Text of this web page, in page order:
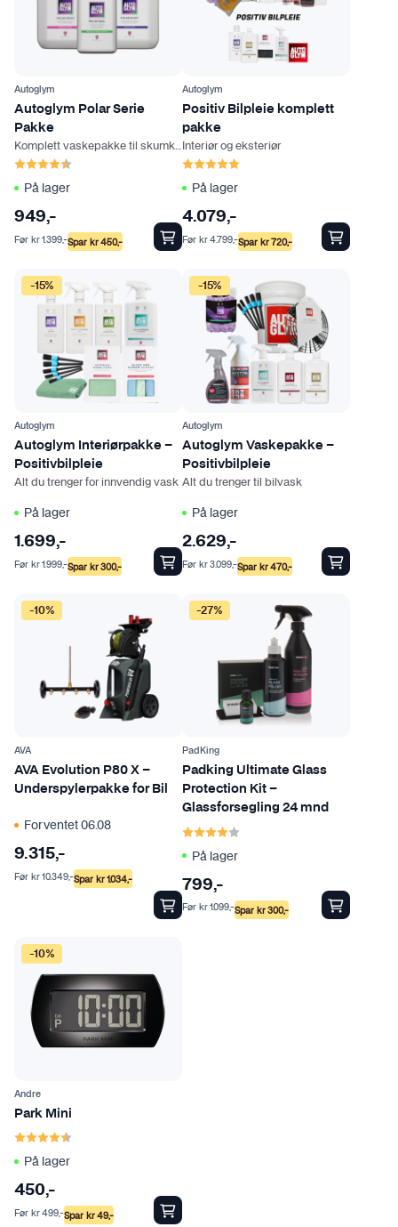
Autoglym
Autoglym Polar Serie
Pakke
Komplett vaskepakke til skumkanon
Karakter:
På lager
949,-
Spar kr450,-
Før kr1.399,-
Autoglym
Positiv Bilpleie komplett
pakke
Interiør og eksteriør
Karakter:
På lager
4.079,-
Spar kr720,-
Før kr4.799,-
-15%
Autoglym
Autoglym Interiørpakke –
Positivbilpleie
Alt du trenger for innvendig vask
På lager
1.699,-
Spar kr300,-
Før kr1.999,-
-15%
Autoglym
Autoglym Vaskepakke –
Positivbilpleie
Alt du trenger til bilvask
På lager
2.629,-
Spar kr470,-
Før kr3.099,-
-10%
AVA
AVA Evolution P80 X –
Underspylerpakke for Bil
Forventet 06.08
9.315,-
Spar kr1.034,-
Før kr10.349,-
-27%
PadKing
Padking Ultimate Glass
Protection Kit –
Glassforsegling 24 mnd
Karakter:
På lager
799,-
Spar kr300,-
Før kr1.099,-
-10%
Andre
Park Mini
Karakter:
På lager
450,-
Spar kr49,-
Før kr499,-